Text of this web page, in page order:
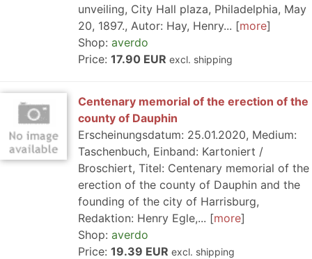
unveiling, City Hall plaza, Philadelphia, May
20, 1897., Autor: Hay, Henry...
more
Shop: averdo
Price: 17.90 EUR excl. shipping
Centenary memorial of the erection of the
county of Dauphin
Erscheinungsdatum: 25.01.2020, Medium:
Taschenbuch, Einband: Kartoniert /
Broschiert, Titel: Centenary memorial of the
erection of the county of Dauphin and the
founding of the city of Harrisburg,
Redaktion: Henry Egle,...
more
Shop: averdo
Price: 19.39 EUR excl. shipping